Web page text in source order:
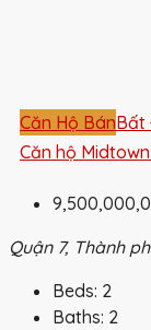
Căn Hộ BánBất
Căn hộ
Quận 7, Thành
Beds: 2
Baths: 2